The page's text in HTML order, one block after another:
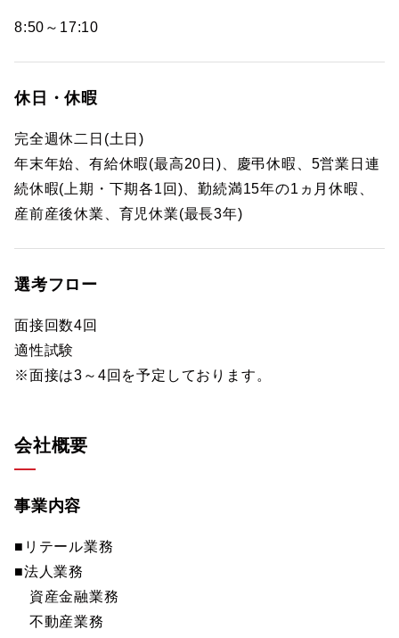
8:50～17:10
休日・休暇
完全週休二日(土日)
年末年始、有給休暇(最高20日)、慶弔休暇、5営業日連
続休暇(上期・下期各1回)、勤続満15年の1ヵ月休暇、
産前産後休業、育児休業(最長3年)
選考フロー
面接回数4回
適性試験
※面接は3～4回を予定しております。
会社概要
事業内容
■リテール業務
■法人業務
資産金融業務
不動産業務